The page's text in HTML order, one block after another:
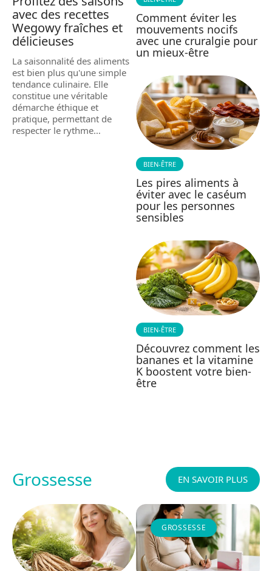
avec des recettes
Wegowy fraîches et
délicieuses
La saisonnalité des aliments
est bien plus qu'une simple
tendance culinaire. Elle
constitue une véritable
démarche éthique et
pratique, permettant de
respecter le rythme…
Comment éviter les
mouvements nocifs
avec une cruralgie pour
un mieux-être
BIEN-ÊTRE
Les pires aliments à
éviter avec le caséum
pour les personnes
sensibles
BIEN-ÊTRE
Découvrez comment les
bananes et la vitamine
K boostent votre bien-
être
Grossesse EN SAVOIR PLUS
GROSSESSE